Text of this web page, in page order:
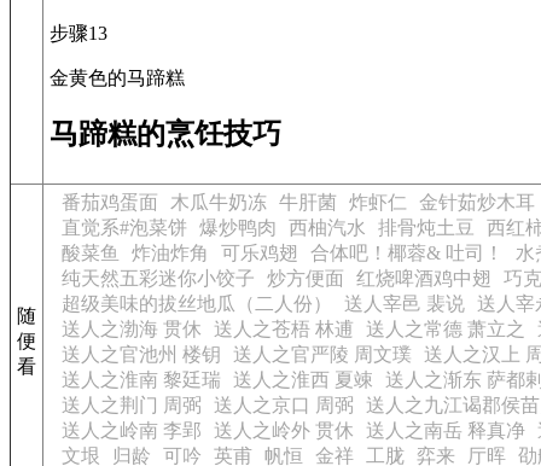
步骤13
金黄色的马蹄糕
马蹄糕的烹饪技巧
随
便
看
番茄鸡蛋面 木瓜牛奶冻 牛肝菌 炸虾仁
金针茹炒木耳
直觉系#泡菜饼
爆炒鸭肉 西柚汽水 排骨炖土豆
西红
酸菜鱼
炸油炸角 可乐鸡翅 合体吧！椰蓉& 吐司！
水
纯天然五彩迷你小饺子
炒方便面 红烧啤酒鸡中翅
巧
超级美味的拔丝地瓜（二人份）
送人宰邑 裴说
送人宰
送人之渤海 贯休
送人之苍梧 林逋 送人之常德 萧立之
送人之官池州 楼钥
送人之官严陵 周文璞
送人之汉上
送人之淮南 黎廷瑞
送人之淮西 夏竦
送人之渐东 萨都
送人之荆门 周弼
送人之京口 周弼
送人之九江谒郡侯
送人之岭南 李郢
送人之岭外 贯休 送人之南岳 释真净
文垠
归龄 可吟 英甫 帆恒 金祥 工胧 弈来 厅晖 劭